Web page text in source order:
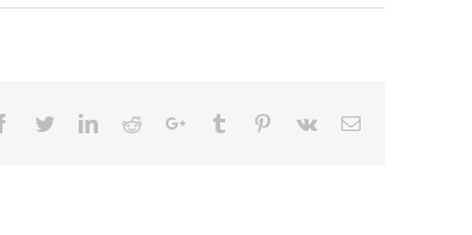
Facebook
TwitterLinkedinRedditGoogle+Tumblr Pinterest
Vk Email